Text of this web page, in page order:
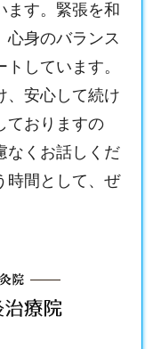
ます。緊張を和
心身のバランス
しています。
、安心して続け
ておりますの
なくお話しくだ
時間として、ぜ